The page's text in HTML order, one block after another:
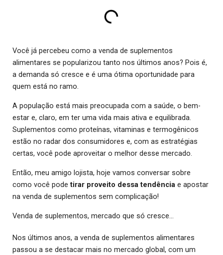
Você já percebeu como a venda de suplementos
alimentares se popularizou tanto nos últimos anos? Pois é,
a demanda só cresce e é uma ótima oportunidade para
quem está no ramo.
A população está mais preocupada com a saúde, o bem-
estar e, claro, em ter uma vida mais ativa e equilibrada.
Suplementos como proteínas, vitaminas e termogênicos
estão no radar dos consumidores e, com as estratégias
certas, você pode aproveitar o melhor desse mercado.
Então, meu amigo lojista, hoje vamos conversar sobre
como você pode tirar proveito dessa tendência e apostar
na venda de suplementos sem complicação!
Venda de suplementos, mercado que só cresce…
Nos últimos anos, a venda de suplementos alimentares
passou a se destacar mais no mercado global, com um